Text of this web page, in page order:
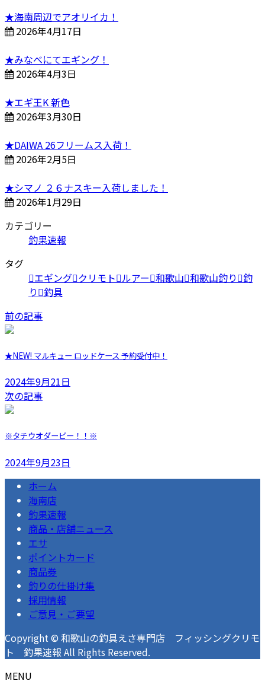
★海南周辺でアオリイカ！
2026年4月17日
★みなべにてエギング！
2026年4月3日
★エギ王K 新色
2026年3月30日
★DAIWA 26フリームス入荷！
2026年2月5日
★シマノ ２６ナスキー入荷しました！
2026年1月29日
カテゴリー
釣果速報
タグ
エギング クリモト ルアー 和歌山 和歌山釣り 釣
り 釣具
前の記事
★NEW! マルキュー ロッドケース 予約受付中！
2024年9月21日
次の記事
※タチウオダービー！！※
2024年9月23日
ホーム
海南店
釣果速報
商品・店舗ニュース
エサ
ポイントカード
商品券
釣りの仕掛け集
採用情報
ご意見・ご要望
Copyright © 和歌山の釣具えさ専門店 フィッシングクリモ
ト 釣果速報 All Rights Reserved.
MENU